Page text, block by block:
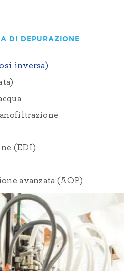
DI DEPURAZIONE
inversa)
(EDI)
avanzata (AOP)